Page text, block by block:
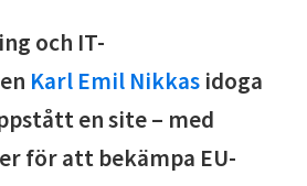
och IT-
Karl Emil Nikkas idoga
en site – med
för att bekämpa EU-